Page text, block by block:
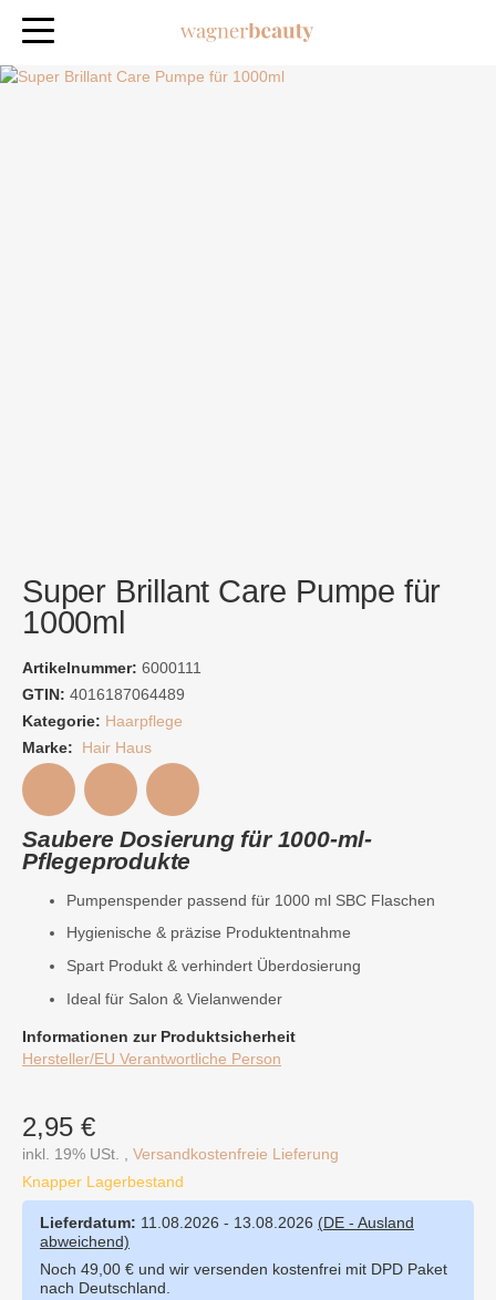
Super Brillant Care Pumpe für
1000ml
Artikelnummer: 6000111
GTIN: 4016187064489
Kategorie: Haarpflege
Marke:
Hair Haus
Saubere Dosierung für 1000-ml-
Pflegeprodukte
Pumpenspender passend für 1000 ml SBC Flaschen
Hygienische & präzise Produktentnahme
Spart Produkt & verhindert Überdosierung
Ideal für Salon & Vielanwender
Informationen zur Produktsicherheit
Hersteller/EU Verantwortliche Person
2,95 €
inkl. 19% USt. , Versandkostenfreie Lieferung
Knapper Lagerbestand
Lieferdatum: 11.08.2026 - 13.08.2026 (DE - Ausland
abweichend)
Noch 49,00 € und wir versenden kostenfrei mit DPD Paket
nach Deutschland.